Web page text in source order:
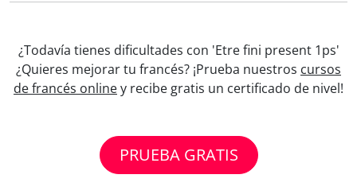
¿Todavía tienes dificultades con 'Etre fini present 1ps'
¿Quieres mejorar tu francés? ¡Prueba nuestros cursos
de francés onliney recibe gratis un certificado de nivel!
PRUEBA GRATIS